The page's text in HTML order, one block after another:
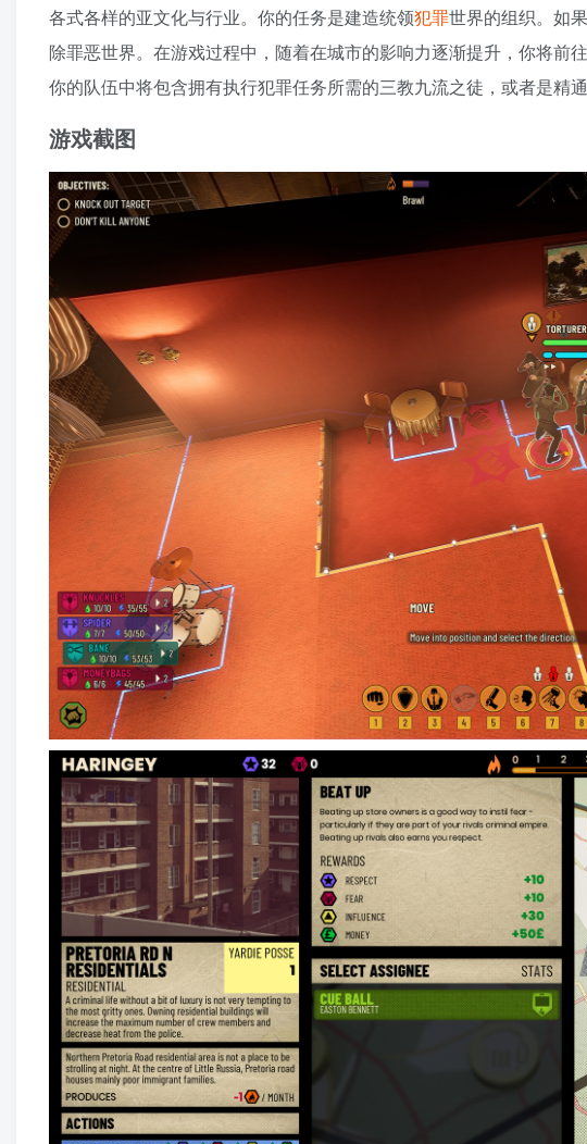
各式各样的亚文化与行业。你的任务是建造统领犯罪世界的组织。如
除罪恶世界。在游戏过程中，随着在城市的影响力逐渐提升，你将前往
你的队伍中将包含拥有执行犯罪任务所需的三教九流之徒，或者是精
游戏截图